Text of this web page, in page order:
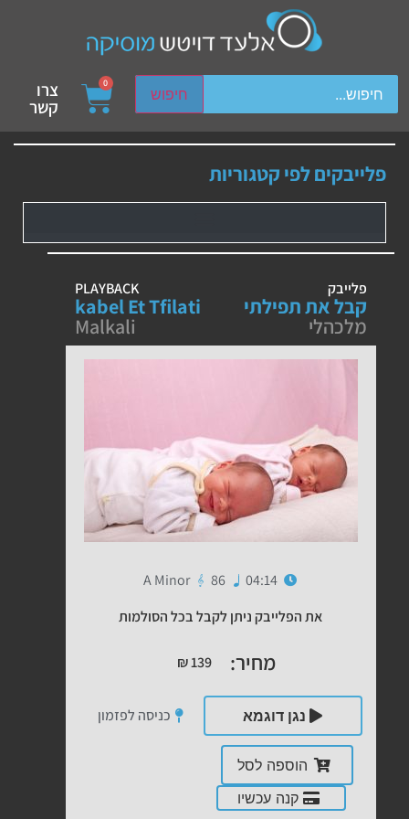
חיפוש
device users, explore by touch or with swipe gestures.
0 צרו
קשר
פלייבקים לפי קטגוריות
פלייבק
קבל את תפילתי
מלכהלי
PLAYBACK
kabel Et Tfilati
Malkali
04:14
86
A Minor
את הפלייבק ניתן לקבל בכל הסולמות
מחיר: ₪139
נגן דוגמא כניסה לפזמון
הוספה לסל
קנה עכשיו